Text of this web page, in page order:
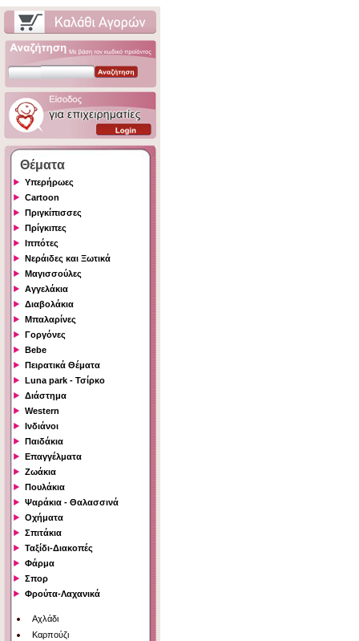
Θέματα
Υπερήρωες
Cartoon
Πριγκίπισσες
Πρίγκιπες
Ιππότες
Νεράιδες και Ξωτικά
Μαγισσούλες
Αγγελάκια
Διαβολάκια
Μπαλαρίνες
Γοργόνες
Bebe
Πειρατικά Θέματα
Luna park - Τσίρκο
Διάστημα
Western
Ινδιάνοι
Παιδάκια
Επαγγέλματα
Ζωάκια
Πουλάκια
Ψαράκια - Θαλασσινά
Οχήματα
Σπιτάκια
Ταξίδι-Διακοπές
Φάρμα
Σπορ
Φρούτα-Λαχανικά
Αχλάδι
Καρπούζι